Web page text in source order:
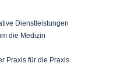
Dienstleistungen
die Medizin
Praxis für die Praxis